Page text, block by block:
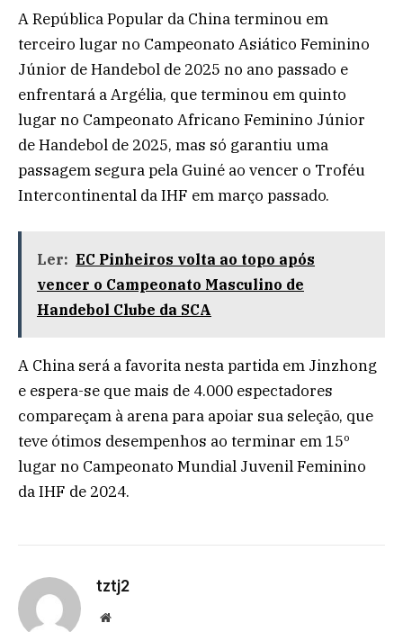
A República Popular da China terminou em
terceiro lugar no Campeonato Asiático Feminino
Júnior de Handebol de 2025 no ano passado e
enfrentará a Argélia, que terminou em quinto
lugar no Campeonato Africano Feminino Júnior
de Handebol de 2025, mas só garantiu uma
passagem segura pela Guiné ao vencer o Troféu
Intercontinental da IHF em março passado.
Ler: EC Pinheiros volta ao topo após
vencer o Campeonato Masculino de
Handebol Clube da SCA
A China será a favorita nesta partida em Jinzhong
e espera-se que mais de 4.000 espectadores
compareçam à arena para apoiar sua seleção, que
teve ótimos desempenhos ao terminar em 15º
lugar no Campeonato Mundial Juvenil Feminino
da IHF de 2024.
tztj2
Website